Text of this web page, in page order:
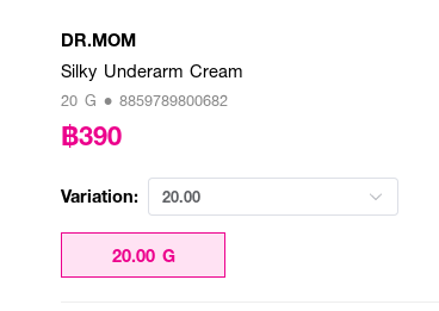
DR.MOM
Silky Underarm Cream
20 G • 8859789800682
฿390
Variation: 20.00
20.00 G